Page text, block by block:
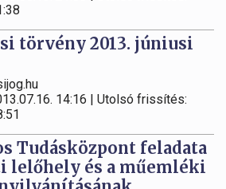
törvény 2013. júniusi
14:16 | Utolsó frissítés:
Tudásközpont feladata
lelőhely és a műemléki